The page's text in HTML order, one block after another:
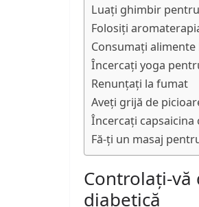
Luați ghimbir
Folosiți
Consumați
Încercați yoga
Renunțați la fumat
Aveți grijă de
Încercați
Fă-ți un masaj
Controlați-
diabetică